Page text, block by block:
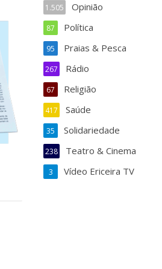
Opinião
1.505
Política
87
Praias & Pesca
95
Rádio
267
Religião
67
Saúde
417
Solidariedade
35
Teatro & Cinema
238
Vídeo Ericeira TV
3